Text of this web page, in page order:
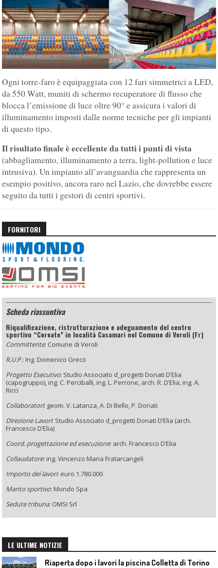
Ogni torre-faro è equipaggiata con 12 fari simmetrici a LED,
da 550 Watt, muniti di schermo recuperatore di flusso che
blocca l’emissione di luce oltre 90° e assicura i valori di
illuminamento imposti dalle norme tecniche per gli impianti
di questo tipo.
Il risultato finale è eccellente da tutti i punti di vista
(abbagliamento, illuminamento a terra, light-pollution e luce
intrusiva). Un impianto all’avanguardia che rappresenta un
esempio positivo, ancora raro nel Lazio, che dovrebbe essere
seguito da tutti i gestori di centri sportivi.
FORNITORI
Scheda riassuntiva
Riqualificazione, ristrutturazione e adeguamento del centro
sportivo “Cereate” in località Casamari nel Comune di Veroli (Fr)
Committente: Comune di Veroli
R.U.P.: Ing. Domenico Greco
Progetto Esecutivo: Studio Associato d_progetti Donati D’Elia
(capogruppo), ing. C. Perciballi, ing. L. Perrone, arch. R. D’Elia, ing. A.
Ricci
Collaboratori: geom. V. Latanza,A. Di Bello, P. Donati
Direzione Lavori: Studio Associato d_progetti Donati D’Elia (arch.
Francesco D’Elia)
Coord. progettazione ed esecuzione: arch. Francesco D’Elia
Collaudatore: ing. Vincenzo Maria Fratarcangeli
Importo dei lavori: euro 1.780.000
Manto sportivo: Mondo Spa
Sedute tribuna: OMSI Srl
LE ULTIME NOTIZIE
Riaperta dopo i lavori la piscina Colletta di Torino